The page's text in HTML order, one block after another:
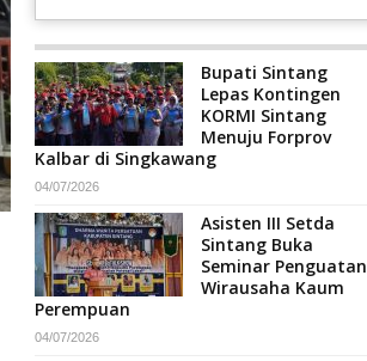
Bupati Sintang
Lepas Kontingen
KORMI Sintang
Menuju Forprov
Kalbar di Singkawang
04/07/2026
Asisten III Setda
Sintang Buka
Seminar Penguatan
Wirausaha Kaum
Perempuan
04/07/2026